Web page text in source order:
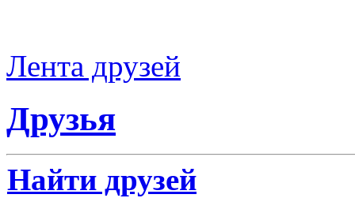
Лента друзей
Друзья
Найти друзей